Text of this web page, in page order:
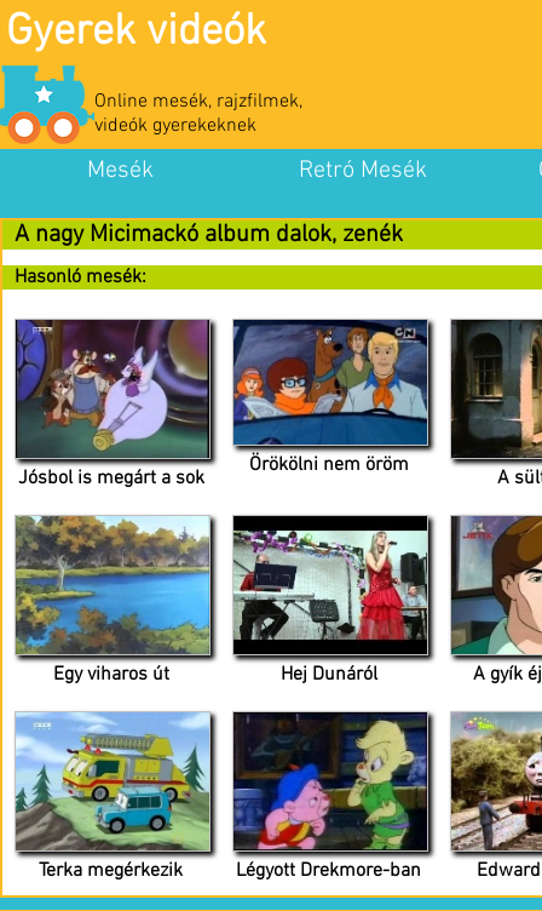
Gyerek videók
Online mesék, rajzfilmek,
videók gyerekeknek
Mesék Retró Mesék
A nagy Micimackó album dalok, zenék
Hasonló mesék:
Jósbol is megárt a sok
Örökölni nem öröm
A
Egy viharos út Hej Dunáról A gyík
Terka megérkezik Légyott Drekmore-ban